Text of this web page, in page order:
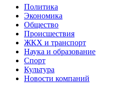
Политика
Экономика
Общество
Происшествия
ЖКХ и транспорт
Наука и образование
Спорт
Культура
Новости компаний